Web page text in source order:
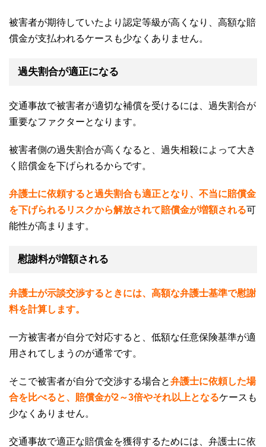
被害者が期待していたより認定等級が高くなり、高額な賠
償金が支払われるケースも少なくありません。
過失割合が適正になる
交通事故で被害者が適切な補償を受けるには、過失割合が
重要なファクターとなります。
被害者側の過失割合が高くなると、過失相殺によって大き
く賠償金を下げられるからです。
弁護士に依頼すると過失割合も適正となり、不当に賠償金
を下げられるリスクから解放されて賠償金が増額される可
能性が高まります。
慰謝料が増額される
弁護士が示談交渉するときには、高額な弁護士基準で慰謝
料を計算します。
一方被害者が自分で対応すると、低額な任意保険基準が適
用されてしまうのが通常です。
そこで被害者が自分で交渉する場合と弁護士に依頼した場
合を比べると、賠償金が2～3倍やそれ以上となるケースも
少なくありません。
交通事故で適正な賠償金を獲得するためには、弁護士に依